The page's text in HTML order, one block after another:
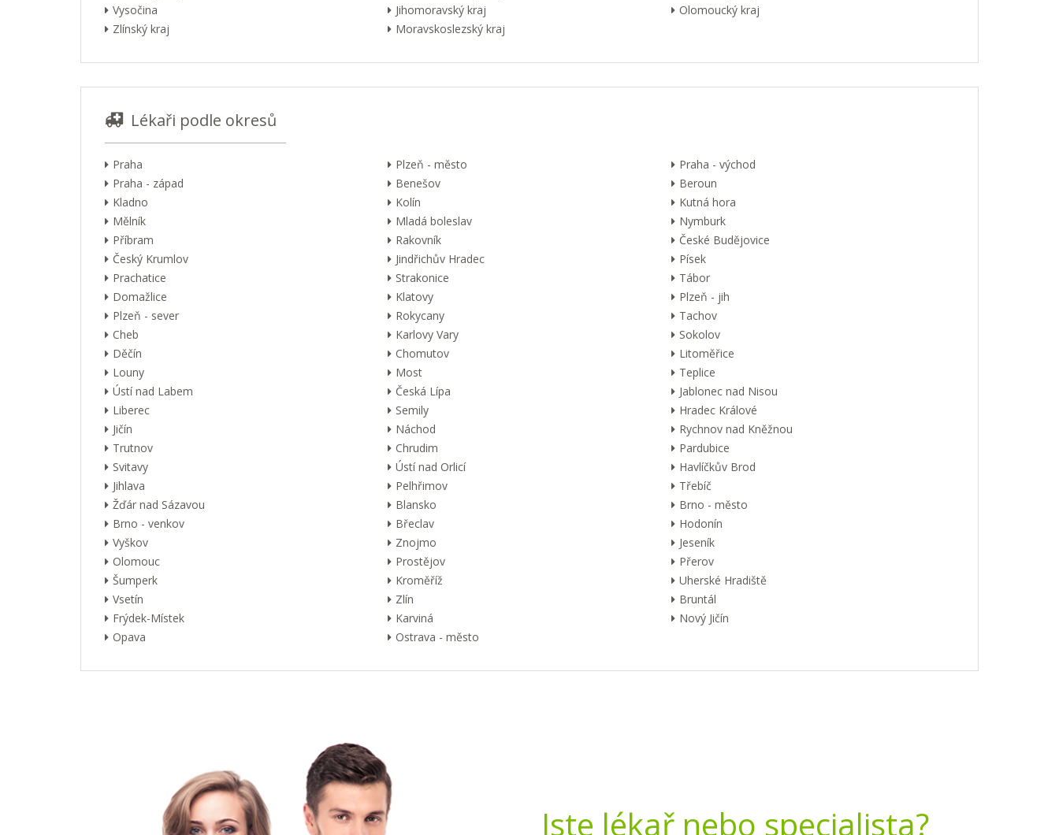
Vysočina
Jihomoravský kraj
Olomoucký kraj
Zlínský kraj
Moravskoslezský kraj
Lékaři podle okresů
Praha Plzeň - město
Praha - východ
Praha - západ
Benešov
Beroun
Kladno
Kolín
Kutná hora
Mělník
Mladá boleslav
Nymburk
Příbram
Rakovník
České Budějovice
Český Krumlov
Jindřichův Hradec
Písek
Prachatice
Strakonice
Tábor
Domažlice
Klatovy
Plzeň - jih
Plzeň - sever
Rokycany
Tachov
Cheb
Karlovy Vary
Sokolov
Děčín
Chomutov
Litoměřice
Louny
Most
Teplice
Ústí nad Labem
Česká Lípa
Jablonec nad Nisou
Liberec
Semily
Hradec Králové
Jičín
Náchod
Rychnov nad Kněžnou
Trutnov
Chrudim
Pardubice
Svitavy
Ústí nad Orlicí
Havlíčkův Brod
Jihlava
Pelhřimov
Třebíč
Žďár nad Sázavou
Blansko
Brno - město
Brno - venkov
Břeclav
Hodonín
Vyškov
Znojmo
Jeseník
Olomouc
Prostějov
Přerov
Šumperk
Kroměříž
Uherské Hradiště
Vsetín
Zlín
Bruntál
Frýdek-Místek
Karviná
Nový Jičín
Opava
Ostrava - město
Jste lékař nebo specialista?